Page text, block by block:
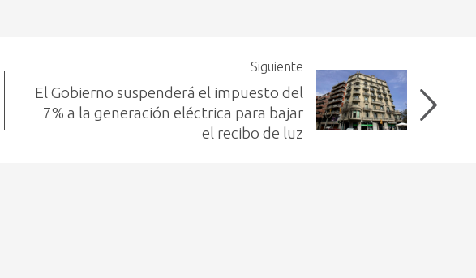
Siguiente
El Gobierno suspenderá el impuesto del
7% a la generación eléctrica para bajar
el recibo de luz